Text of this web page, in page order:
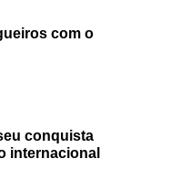
com o
conquista
internacional